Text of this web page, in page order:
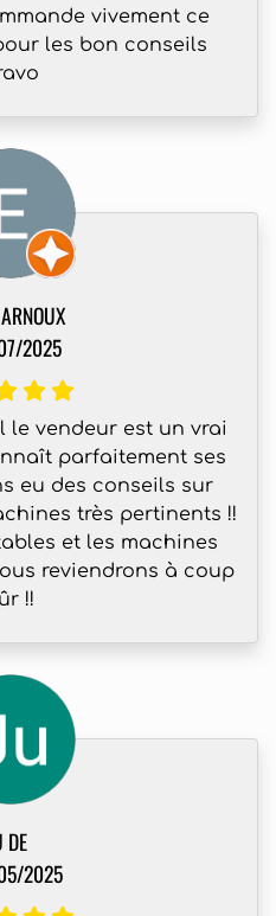
vivement ce
les bon conseils
2025
le vendeur est un vrai
parfaitement ses
eu des conseils sur
très pertinents !!
et les machines
reviendrons à coup
!!
DE
2025